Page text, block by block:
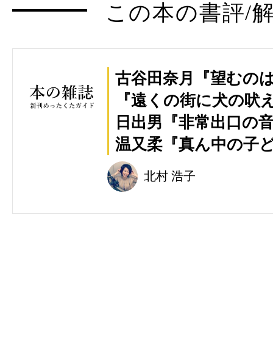
この本の書評/
古谷田奈月『望むの
『遠くの街に犬の吠
日出男『非常出口の
温又柔『真ん中の子
北村 浩子